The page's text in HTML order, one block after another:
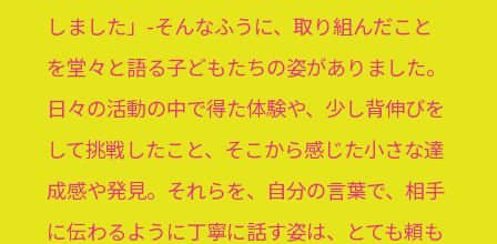
しました」-そんなふうに、取り組んだこと
を堂々と語る子どもたちの姿がありました。
日々の活動の中で得た体験や、少し背伸びを
して挑戦したこと、そこから感じた小さな達
成感や発見。それらを、自分の言葉で、相手
に伝わるように丁寧に話す姿は、とても頼も